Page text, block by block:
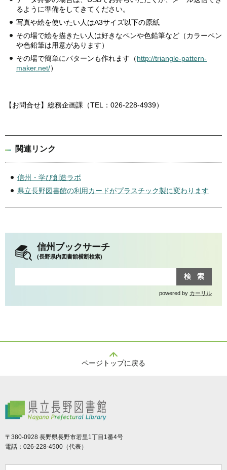
るように準備をしてきてください。
写真や絵を使いたい人はA3サイズ以下の原紙
その場で絵を描きたい人は好きなペンや色鉛筆など（カラーペン
や色鉛筆は用意があります）
その場で簡単にパターンも作れます（http://triangle-pattern-
maker.net/）
【お問合せ】総務企画課（TEL：026-228-4939）
関連リンク
信州・学び創造ラボ
県立長野図書館の利用カードがプラスチック製に変わります
信州ブックサーチ
(長野県内図書館横断検索)
powered by カーリル
ページトップに戻る
県立長野図書館
〒380-0928 長野県長野市若里1丁目1番4号
電話：026-228-4500（代表）